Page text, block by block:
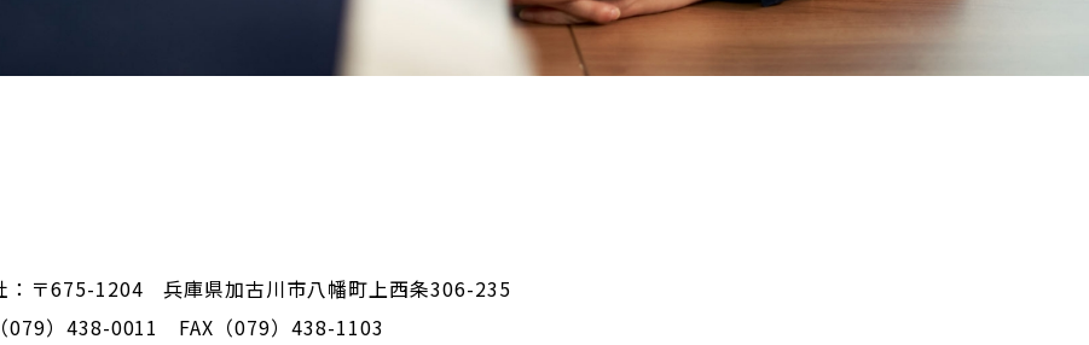
〒675-1204 兵庫県加古川市八幡町上西条306-235
079）438-0011 FAX（079）438-1103